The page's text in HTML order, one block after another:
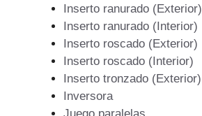
Inserto ranurado (Exterior)
Inserto ranurado (Interior)
Inserto roscado (Exterior)
Inserto roscado (Interior)
Inserto tronzado (Exterior)
Inversora